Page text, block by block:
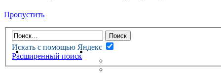
Пропустить
Искать с помощью Яндекс
Расширенный поиск
НОВАЯ ТЕОРИЯФОРУМ
НЕПРОЧИТАННЫЕ